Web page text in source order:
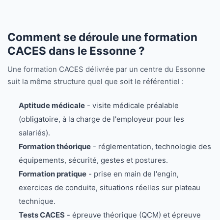
Comment se déroule une formation
CACES dans le Essonne ?
Une formation CACES délivrée par un centre du Essonne
suit la même structure quel que soit le référentiel :
Aptitude médicale- visite médicale préalable
(obligatoire, à la charge de l'employeur pour les
salariés).
Formation théorique- réglementation, technologie des
équipements, sécurité, gestes et postures.
Formation pratique- prise en main de l'engin,
exercices de conduite, situations réelles sur plateau
technique.
Tests CACES- épreuve théorique (QCM) et épreuve